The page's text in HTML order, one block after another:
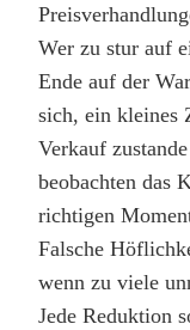
Wer zu stur auf
Ende auf der
sich, ein kleines
Verkauf
beobachten das
richtigen
Falsche
wenn zu viele
Jede Reduktion